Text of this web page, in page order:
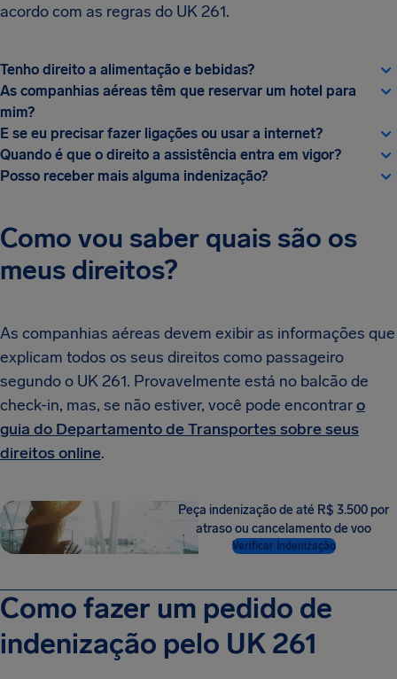
acordo com as regras do UK 261.
Tenho direito a alimentação e bebidas?
As companhias aéreas têm que reservar um hotel para
mim?
E se eu precisar fazer ligações ou usar a internet?
Quando é que o direito a assistência entra em vigor?
Posso receber mais alguma indenização?
Como vou saber quais são os
meus direitos?
As companhias aéreas devem exibir as informações que
explicam todos os seus direitos como passageiro
segundo o UK 261. Provavelmente está no balcão de
check-in, mas, se não estiver, você pode encontraro
guia do Departamento de Transportes sobre seus
direitos online.
Peça indenização de até R$ 3.500 por
atraso ou cancelamento de voo
Verificar Indenização
Como fazer um pedido de
indenização pelo UK 261